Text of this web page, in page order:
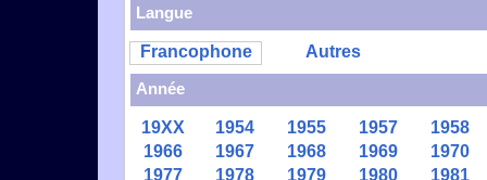
Langue
Francophone
Autres
Année
19XX 1954 1955 1957
1958
1966
1967 1968 1969
1970
1977
1978 1979 1980
1981